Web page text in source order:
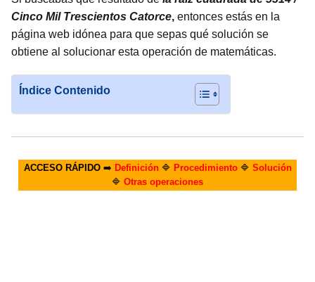
Cinco Mil Trescientos Catorce, entonces estás en la
página web idónea para que sepas qué solución se
obtiene al solucionar esta operación de matemáticas.
Índice Contenido
ACCESO RÁPIDO➡️ Definición🔷 Procedimiento🔷 Solución
🔷 Otras operaciones